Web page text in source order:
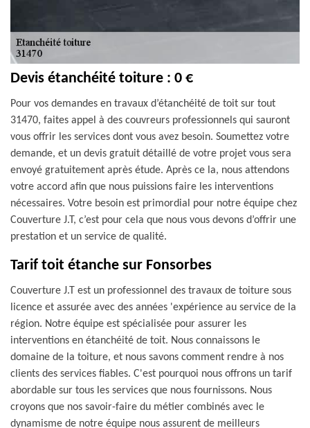
Devis étanchéité toiture : 0 €
Pour vos demandes en travaux d’étanchéité de toit sur tout
31470, faites appel à des couvreurs professionnels qui sauront
vous offrir les services dont vous avez besoin. Soumettez votre
demande, et un devis gratuit détaillé de votre projet vous sera
envoyé gratuitement après étude. Après ce la, nous attendons
votre accord afin que nous puissions faire les interventions
nécessaires. Votre besoin est primordial pour notre équipe chez
Couverture J.T, c’est pour cela que nous vous devons d’offrir une
prestation et un service de qualité.
Tarif toit étanche sur Fonsorbes
Couverture J.T est un professionnel des travaux de toiture sous
licence et assurée avec des années 'expérience au service de la
région. Notre équipe est spécialisée pour assurer les
interventions en étanchéité de toit. Nous connaissons le
domaine de la toiture, et nous savons comment rendre à nos
clients des services fiables. C'est pourquoi nous offrons un tarif
abordable sur tous les services que nous fournissons. Nous
croyons que nos savoir-faire du métier combinés avec le
dynamisme de notre équipe nous assurent de meilleurs